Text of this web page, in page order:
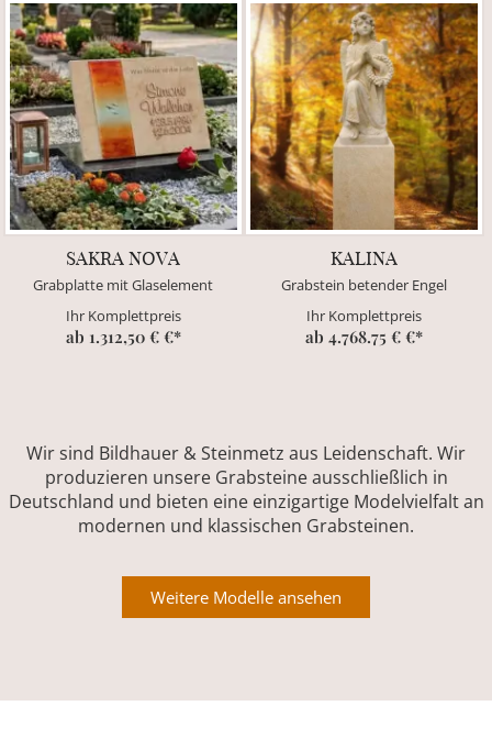
SAKRA NOVA
Grabplatte mit Glaselement
Ihr Komplettpreis
ab 1.312,50 € €*
KALINA
Grabstein betender Engel
Ihr Komplettpreis
ab 4.768.75 € €*
Wir sind Bildhauer & Steinmetz aus Leidenschaft. Wir
produzieren unsere Grabsteine ausschließlich in
Deutschland und bieten eine einzigartige Modelvielfalt an
modernen und klassischen Grabsteinen.
Weitere Modelle ansehen